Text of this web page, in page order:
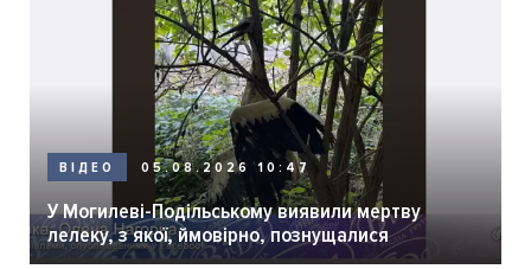
ВІДЕО 05.08.2026 10:47
У Могилеві-Подільському виявили мертву
лелеку, з якої, ймовірно, познущалися